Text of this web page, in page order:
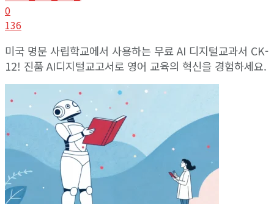
0
136
미국 명문 사립학교에서 사용하는 무료 AI 디지털교과서 CK-
12! 진품 AI디지털교고서로 영어 교육의 혁신을 경험하세요.